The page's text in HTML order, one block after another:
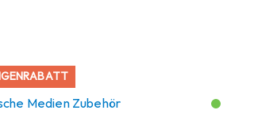
Medien Zubehör